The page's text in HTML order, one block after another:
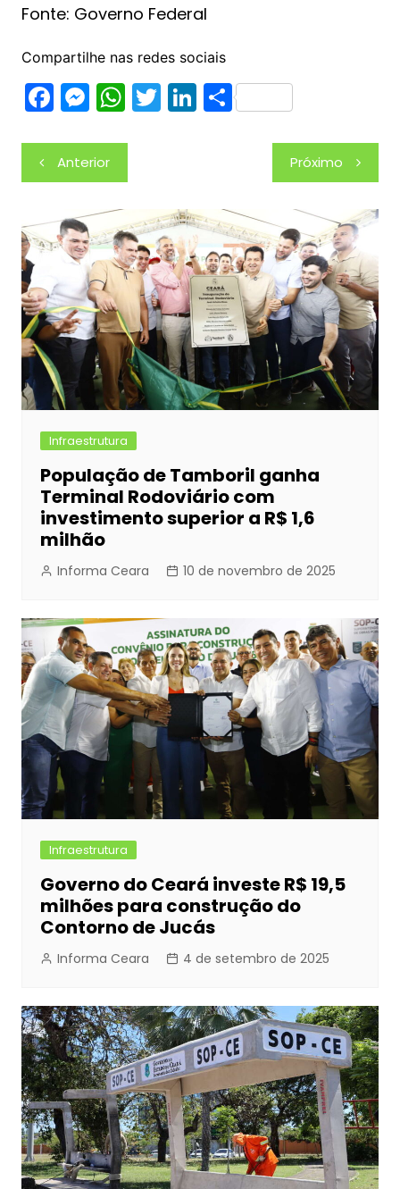
Fonte: Governo Federal
Compartilhe nas redes sociais
F
c
e
b
o
k
M
s
s
e
n
g
er
W
at
s
A
p
p
T Li
dI
n
S
Navegação
de
Post
Anterior Próximo
Infraestrutura
População de Tamboril ganha
Terminal Rodoviário com
investimento superior a R$ 1,6
milhão
Informa Ceara 10 de novembro de 2025
Infraestrutura
Governo do Ceará investe R$ 19,5
milhões para construção do
Contorno de Jucás
Informa Ceara 4 de setembro de 2025